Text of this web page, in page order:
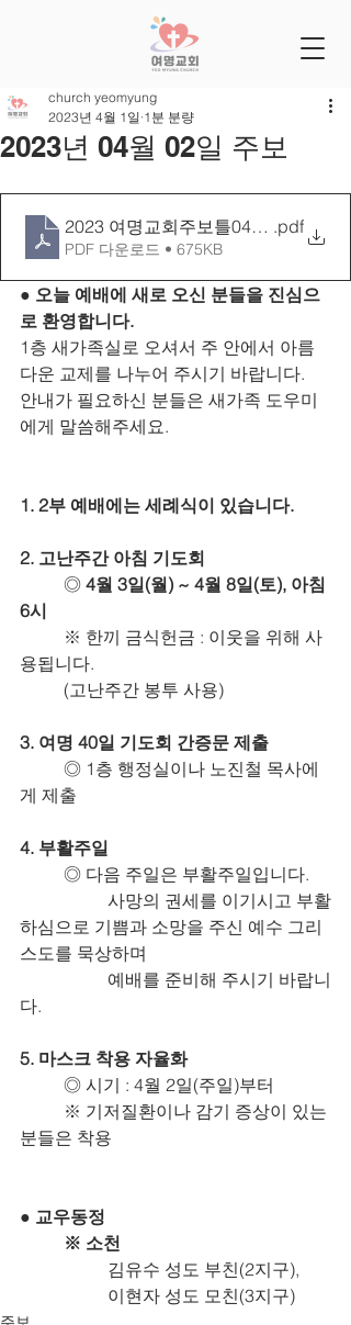
2023년 04월 02일 주보
church yeomyung
2023년 4월 1일 1분 분량
2023 여명교회주보틀0402[26-14]
.pdf
PDF 다운로드 • 675KB
● 오늘 예배에 새로 오신 분들을 진심으
로 환영합니다.
1층 새가족실로 오셔서 주 안에서 아름
다운 교제를 나누어 주시기 바랍니다.
안내가 필요하신 분들은 새가족 도우미
에게 말씀해주세요.
1. 2부 예배에는 세례식이 있습니다.
2. 고난주간 아침 기도회
	◎
4월 3일(월) ~ 4월 8일(토), 아침
6시
용됩니다.
	(고난주간 봉투 사용)
3. 여명 40일 기도회 간증문 제출
게 제출
4. 부활주일
	◎ 다음 주일은 부활주일입니다.
하심으로 기쁨과 소망을 주신 예수 그리
스도를 묵상하며
다.
5. 마스크 착용 자율화
	◎ 시기 : 4월 2일(주일)부터
분들은 착용
● 교우동정
※ 소천
		김유수 성도 부친(2지구),
		이현자 성도 모친(3지구)